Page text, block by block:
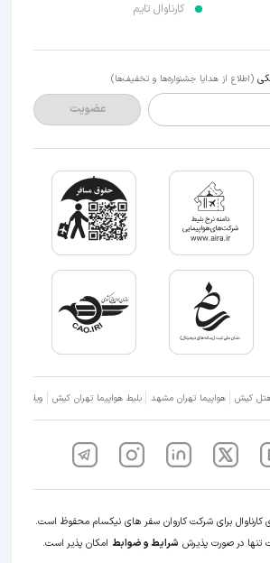
کارناوال تایم
(اطلاع از هدایا جشنواره‌ها و تخفیف‌ها)
عضویت
کیش هواپیما تهران مشهد بلیط هواپیما تهران کیش ویلا شمال
برای شرکت کاروان سفر های نیکسام محفوظ است.
تنها در صورت پذیرش شرایط و ضوابط امکان پذیر است.